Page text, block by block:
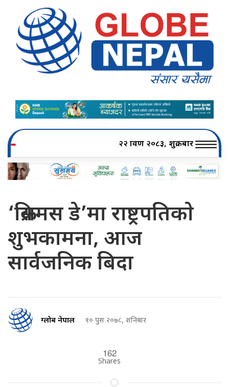
२२ श्रावण २०८३, शुक्रबार
‘क्रिसमस डे’मा राष्ट्रपतिकाे
शुभकामना, आज
सार्वजनिक बिदा
ग्लोब नेपाल १० पुस २०७८, शनिबार
162
Shares